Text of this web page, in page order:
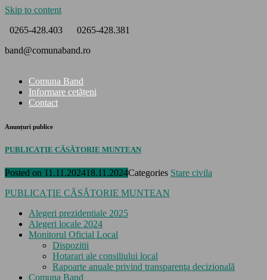
Skip to content
0265-428.403
0265-428.381
band@comunaband.ro
Comuna Band
Informare cetățeni
Contact
Anunțuri publice
PUBLICAŢIE CĂSĂTORIE MUNTEAN
Posted on 11.11.202418.11.2024Categories Stare civila
PUBLICAŢIE CĂSĂTORIE MUNTEAN
Alegeri prezidentiale 2025
Alegeri locale 2024
Monitorul Oficial Local
Dispozitii
Hotarari ale consiliului local
Rapoarte anuale privind transparenţa decizională
Comuna Band